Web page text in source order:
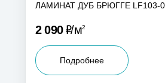
ЛАМИНАТ ДУБ БРЮГГЕ LF103-
2 090Р м2
Подробнее